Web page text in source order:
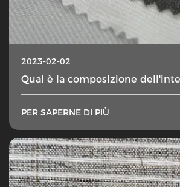
2023-02-02
Qual è la composizione
PER SAPERNE DI PIÙ